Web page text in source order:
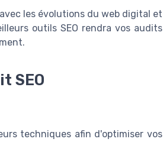
les évolutions du web digital et
outils SEO rendra vos audits
SEO
techniques afin d'optimiser vos